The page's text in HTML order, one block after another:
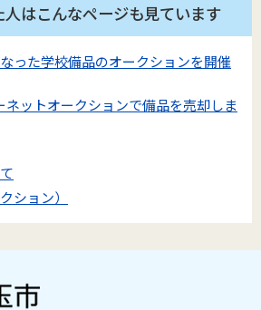
人はこんなページも見ています
なった学校備品のオークションを開催
ネットオークションで備品を売却しま
ション）